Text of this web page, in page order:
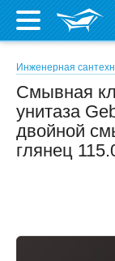
Инженерная
Смывная
унитаза
двойной
глянец